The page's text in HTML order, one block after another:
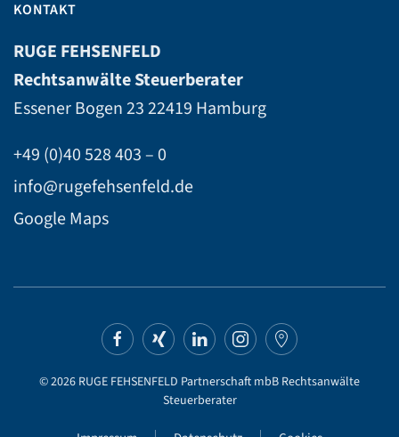
KONTAKT
RUGE FEHSENFELD
Rechtsanwälte Steuerberater
Essener Bogen 2322419 Hamburg
+49 (0)40 528 403 – 0
info@rugefehsenfeld.de
Google Maps
©2026 RUGE FEHSENFELD Partnerschaft mbB Rechtsanwälte
Steuerberater